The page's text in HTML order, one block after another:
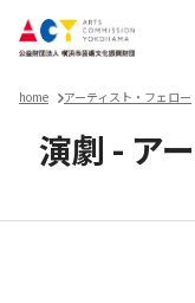
home アーティスト・フェロー
演劇 - ア